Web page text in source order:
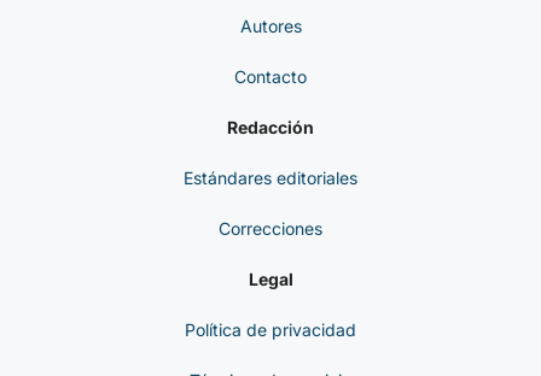
Autores
Contacto
Redacción
Estándares editoriales
Correcciones
Legal
Política de privacidad